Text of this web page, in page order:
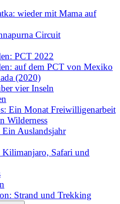
wieder mit Mama auf
Circuit
PCT 2022
auf dem PCT von Mexiko
(2020)
vier Inseln
Ein Monat Freiwilligenarbeit
Wilderness
Auslandsjahr
Kilimanjaro, Safari und
Strand und Trekking